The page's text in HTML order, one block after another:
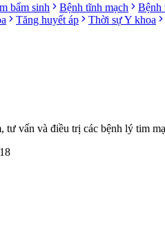
bẩm sinh Bệnh tĩnh mạch Bệnh
Tăng huyết áp Thời sự Y khoa
vấn và điều trị các bệnh lý tim